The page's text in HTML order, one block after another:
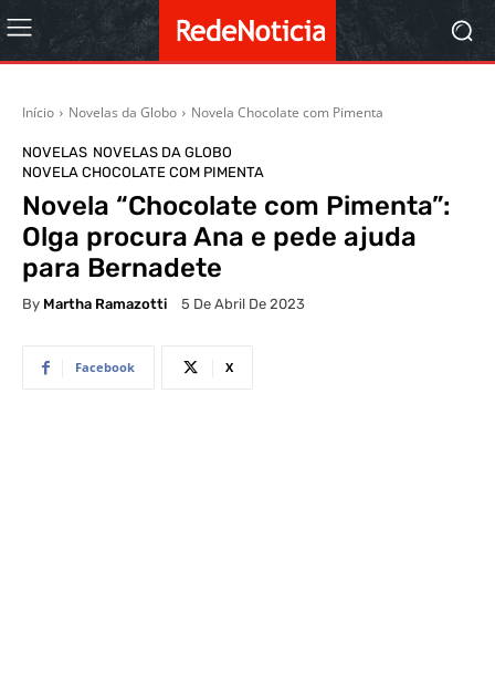
Início Novelas da Globo Novela Chocolate com Pimenta
NOVELAS NOVELAS DA GLOBO
NOVELA CHOCOLATE COM PIMENTA
Novela “Chocolate com Pimenta”:
Olga procura Ana e pede ajuda
para Bernadete
By Martha Ramazotti 5 De Abril De 2023
Facebook X